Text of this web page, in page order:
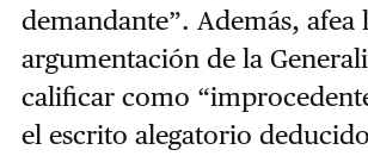
demandante”. Además, afea
argumentación de la
calificar como
el escrito alegatorio